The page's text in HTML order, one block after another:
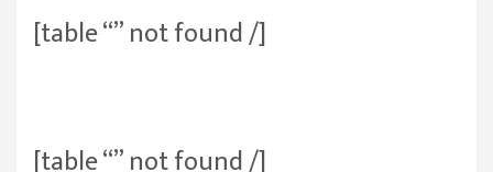
[table “” not found /]
[table “” not found /]